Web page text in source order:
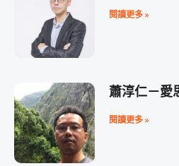
閱讀更多 »
蕭淳仁－愛
閱讀更多 »